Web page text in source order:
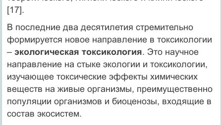
[17].
В последние два десятилетия стремительно
формируется новое направление в токсикологии
– экологическая токсикология. Это научное
направление на стыке экологии и токсикологии,
изучающее токсические эффекты химических
веществ на живые организмы, преимущественно
популяции организмов и биоценозы, входящие в
состав экосистем.